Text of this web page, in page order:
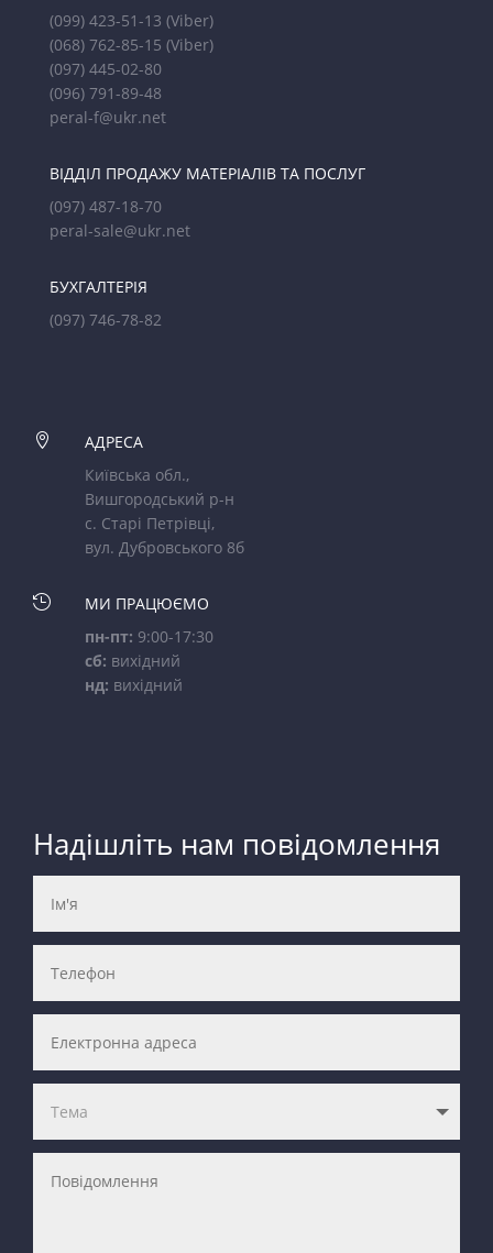
(099) 423-51-13 (Viber)
(068) 762-85-15 (Viber)
(097) 445-02-80
(096) 791-89-48
peral-f@ukr.net
ВІДДІЛ ПРОДАЖУ МАТЕРІАЛІВ ТА ПОСЛУГ
(097) 487-18-70
peral-sale@ukr.net
БУХГАЛТЕРІЯ
(097) 746-78-82

АДРЕСА
Київська обл.,
Вишгородський р-н
с. Старі Петрівці,
вул. Дубровського 8б

МИ ПРАЦЮЄМО
пн-пт: 9:00-17:30
сб: вихідний
нд: вихідний
Надішліть нам повідомлення